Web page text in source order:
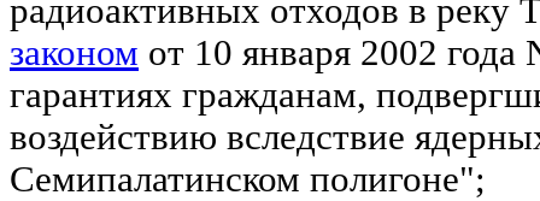
радиоактивных отходов в реку
законом от 10 января 2002
гарантиях гражданам,
воздействию вследствие
Семипалатинском полигоне";